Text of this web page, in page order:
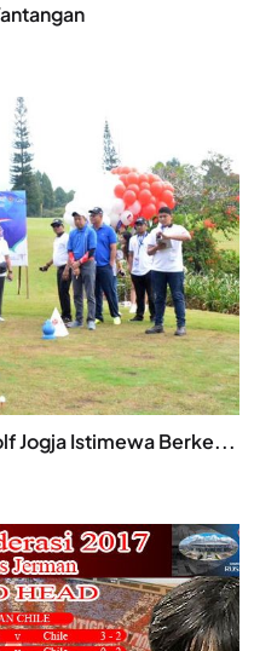
Jogja Istimewa Berke...